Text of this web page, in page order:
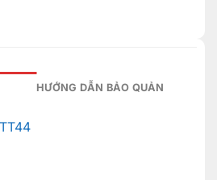
HƯỚNG DẪN BẢO QUẢN